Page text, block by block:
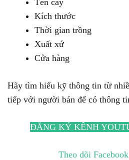
Tên cây
Kích thước
Thời gian trồng
Xuất xứ
Cửa hàng
Hãy tìm hiểu kỹ thông tin từ
tiếp với người bán để có thông
ĐĂNG KÝ KÊNH
Theo dõi